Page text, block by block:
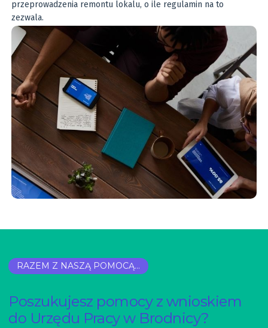
przeprowadzenia remontu lokalu, o ile regulamin na to
zezwala.
RAZEM Z NASZĄ POMOCĄ...
Poszukujesz pomocy z wnioskiem
do Urzędu Pracy w Brodnicy?